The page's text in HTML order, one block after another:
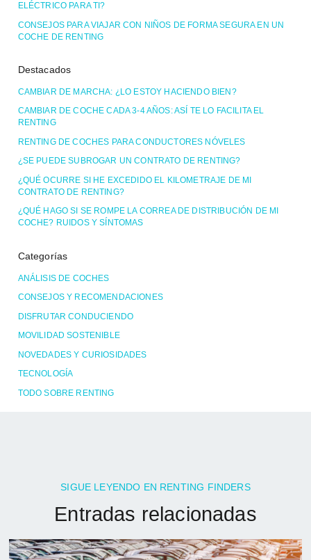
ELÉCTRICO PARA TI?
CONSEJOS PARA VIAJAR CON NIÑOS DE FORMA SEGURA EN UN
COCHE DE RENTING
Destacados
CAMBIAR DE MARCHA: ¿LO ESTOY HACIENDO BIEN?
CAMBIAR DE COCHE CADA 3-4 AÑOS: ASÍ TE LO FACILITA EL
RENTING
RENTING DE COCHES PARA CONDUCTORES NÓVELES
¿SE PUEDE SUBROGAR UN CONTRATO DE RENTING?
¿QUÉ OCURRE SI HE EXCEDIDO EL KILOMETRAJE DE MI
CONTRATO DE RENTING?
¿QUÉ HAGO SI SE ROMPE LA CORREA DE DISTRIBUCIÓN DE MI
COCHE? RUIDOS Y SÍNTOMAS
Categorías
ANÁLISIS DE COCHES
CONSEJOS Y RECOMENDACIONES
DISFRUTAR CONDUCIENDO
MOVILIDAD SOSTENIBLE
NOVEDADES Y CURIOSIDADES
TECNOLOGÍA
TODO SOBRE RENTING
SIGUE LEYENDO EN RENTING FINDERS
Entradas relacionadas